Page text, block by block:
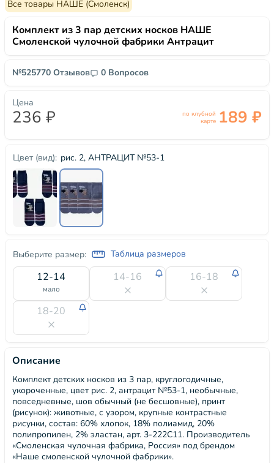
Все товары НАШЕ (Смоленск)
Комплект из 3 пар детских носков НАШЕ
Смоленской чулочной фабрики Антрацит
№525770 Отзывов 0 Вопросов
Цвет (вид): рис. 2, АНТРАЦИТ №53-1
Выберите размер: Таблица размеров
12-14
мало
14-16 16-18
18-20
Цена
236 ₽
по клубной
карте 189 ₽
Описание
Комплект детских носков из 3 пар, круглогодичные,
укороченные, цвет рис. 2, антрацит №53-1, необычные,
повседневные, шов обычный (не бесшовные), принт
(рисунок): животные, с узором, крупные контрастные
рисунки, состав: 60% хлопок, 18% полиамид, 20%
полипропилен, 2% эластан, арт. 3-222С11. Производитель
«Смоленская чулочная фабрика, Россия» под брендом
«Наше смоленской чулочной фабрики».